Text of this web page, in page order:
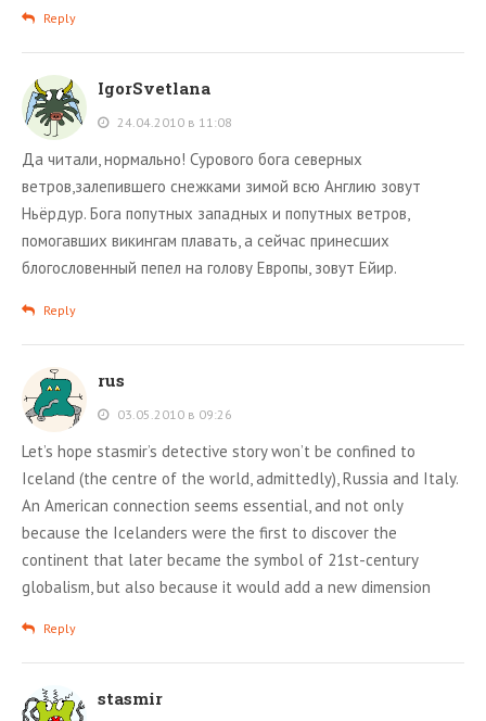
Reply
IgorSvetlana
24.04.2010 в 11:08
Да читали, нормально! Сурового бога северных
ветров,залепившего снежками зимой всю Англию зовут
Ньёрдур. Бога попутных западных и попутных ветров,
помогавших викингам плавать, а сейчас принесших
блогословенный пепел на голову Европы, зовут Ейир.
Reply
rus
03.05.2010 в 09:26
Let’s hope stasmir’s detective story won’t be confined to
Iceland (the centre of the world, admittedly), Russia and Italy.
An American connection seems essential, and not only
because the Icelanders were the first to discover the
continent that later became the symbol of 21st-century
globalism, but also because it would add a new dimension
Reply
stasmir